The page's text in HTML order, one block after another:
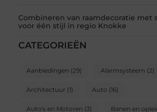
Combineren van raamdecoratie met
voor één stijl in regio Knokke
CATEGORIEËN
Aanbiedingen (29) Alarmsysteem (2)
Architectuur (1) Auto (16)
Auto's en Motoren (3) Banen en